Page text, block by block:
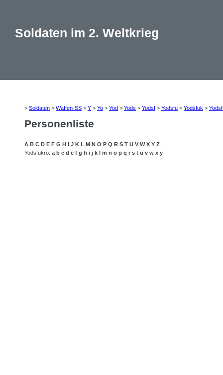
Soldaten im 2. Weltkrieg
> Soldaten > Waffen-SS > Y > Yo > Yod > Yods > Yodsf > Yodsfu > Yodsfuk >
Personenliste
A B C D E F G H I J K L M N O P Q R S T U V W X Y Z
Yodsfukro: a b c d e f g h i j k l m n o p q r s t u v w x y